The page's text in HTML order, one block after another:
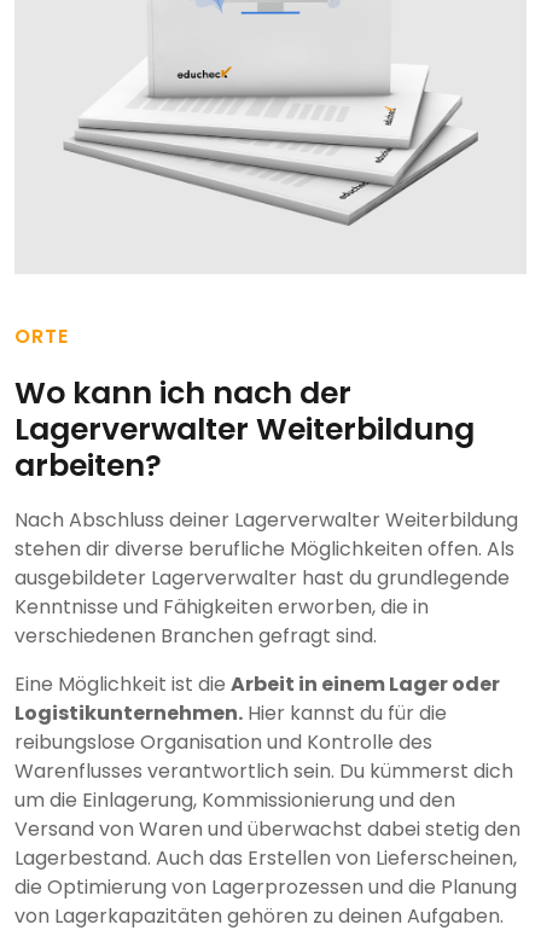
ORTE
Wo kann ich nach der
Lagerverwalter Weiterbildung
arbeiten?
Nach Abschluss deiner Lagerverwalter Weiterbildung
stehen dir diverse berufliche Möglichkeiten offen. Als
ausgebildeter Lagerverwalter hast du grundlegende
Kenntnisse und Fähigkeiten erworben, die in
verschiedenen Branchen gefragt sind.
Eine Möglichkeit ist die Arbeit in einem Lager oder
Logistikunternehmen. Hier kannst du für die
reibungslose Organisation und Kontrolle des
Warenflusses verantwortlich sein. Du kümmerst dich
um die Einlagerung, Kommissionierung und den
Versand von Waren und überwachst dabei stetig den
Lagerbestand. Auch das Erstellen von Lieferscheinen,
die Optimierung von Lagerprozessen und die Planung
von Lagerkapazitäten gehören zu deinen Aufgaben.